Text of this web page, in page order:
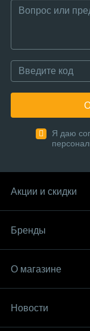
Я даю
Акции и скидки
Бренды
О магазине
Новости